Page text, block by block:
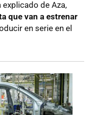
de Aza,
que van a estrenar
en serie en el